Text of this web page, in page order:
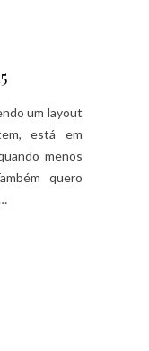
um layout
está em
menos
quero